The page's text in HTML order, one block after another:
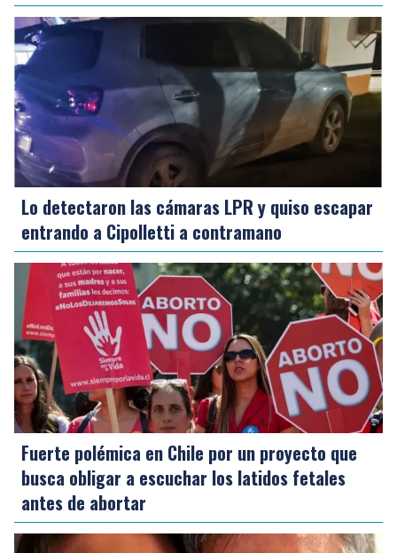
Lo detectaron las cámaras LPR y quiso escapar
entrando a Cipolletti a contramano
Fuerte polémica en Chile por un proyecto que
busca obligar a escuchar los latidos fetales
antes de abortar